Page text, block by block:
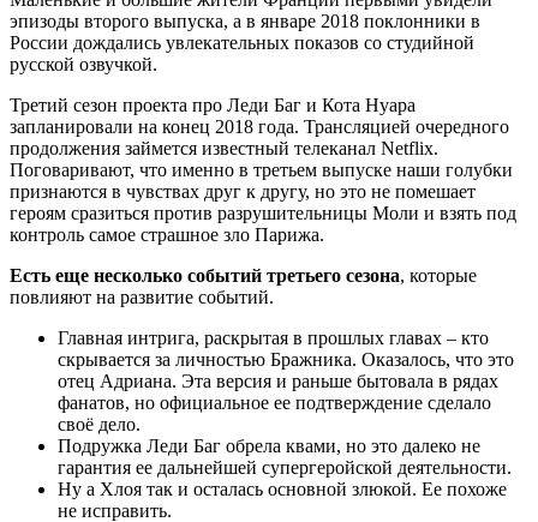
эпизоды второго выпуска, а в январе 2018 поклонники в
России дождались увлекательных показов со студийной
русской озвучкой.
Третий сезон проекта про Леди Баг и Кота Нуара
запланировали на конец 2018 года. Трансляцией очередного
продолжения займется известный телеканал Netflix.
Поговаривают, что именно в третьем выпуске наши голубки
признаются в чувствах друг к другу, но это не помешает
героям сразиться против разрушительницы Моли и взять под
контроль самое страшное зло Парижа.
Есть еще несколько событий третьего сезона, которые
повлияют на развитие событий.
Главная интрига, раскрытая в прошлых главах – кто
скрывается за личностью Бражника. Оказалось, что это
отец Адриана. Эта версия и раньше бытовала в рядах
фанатов, но официальное ее подтверждение сделало
своё дело.
Подружка Леди Баг обрела квами, но это далеко не
гарантия ее дальнейшей супергеройской деятельности.
Ну а Хлоя так и осталась основной злюкой. Ее похоже
не исправить.